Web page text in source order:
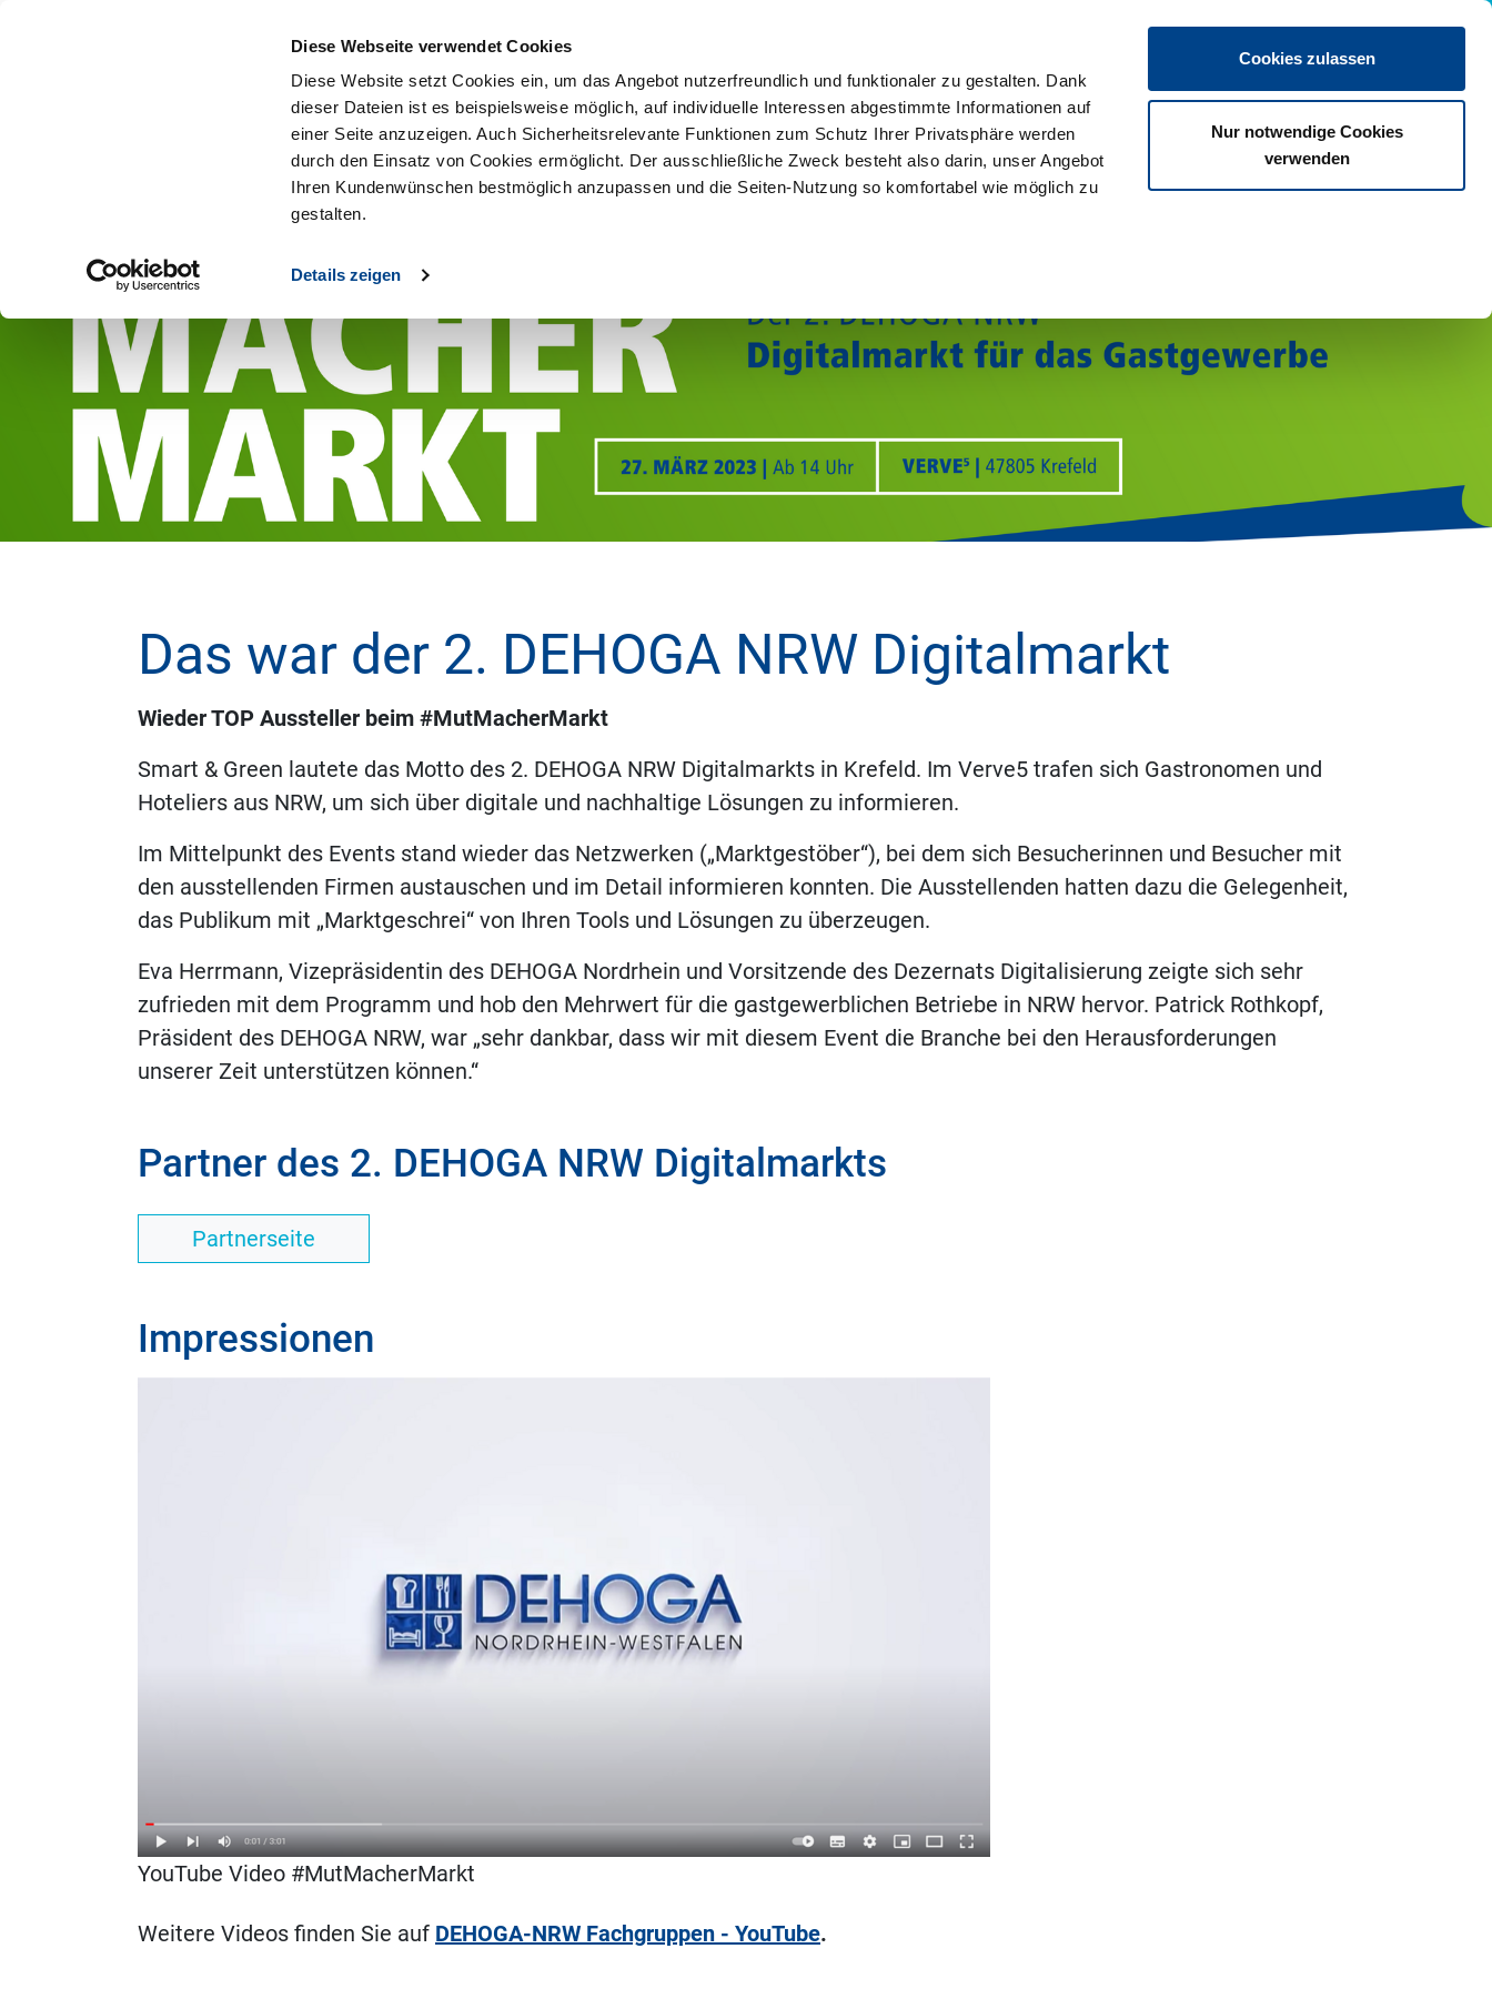
Diese Webseite verwendet Cookies
Diese Website setzt Cookies ein, um das Angebot nutzerfreundlich und funktionaler zu gestalten. Dank
dieser Dateien ist es beispielsweise möglich, auf individuelle Interessen abgestimmte Informationen auf
einer Seite anzuzeigen. Auch Sicherheitsrelevante Funktionen zum Schutz Ihrer Privatsphäre werden
durch den Einsatz von Cookies ermöglicht. Der ausschließliche Zweck besteht also darin, unser Angebot
Ihren Kundenwünschen bestmöglich anzupassen und die Seiten-Nutzung so komfortabel wie möglich zu
gestalten.
Details zeigen
Cookies zulassen
Nur notwendige Cookies
verwenden
Das war der 2. DEHOGA NRW Digitalmarkt
Wieder TOP Aussteller beim #MutMacherMarkt
Smart & Green lautete das Motto des 2. DEHOGA NRW Digitalmarkts in Krefeld. Im Verve5 trafen sich Gastronomen und
Hoteliers aus NRW, um sich über digitale und nachhaltige Lösungen zu informieren.
Im Mittelpunkt des Events stand wieder das Netzwerken („Marktgestöber“), bei dem sich Besucherinnen und Besucher mit
den ausstellenden Firmen austauschen und im Detail informieren konnten. Die Ausstellenden hatten dazu die Gelegenheit,
das Publikum mit „Marktgeschrei“ von Ihren Tools und Lösungen zu überzeugen.
Eva Herrmann, Vizepräsidentin des DEHOGA Nordrhein und Vorsitzende des Dezernats Digitalisierung zeigte sich sehr
zufrieden mit dem Programm und hob den Mehrwert für die gastgewerblichen Betriebe in NRW hervor. Patrick Rothkopf,
Präsident des DEHOGA NRW, war „sehr dankbar, dass wir mit diesem Event die Branche bei den Herausforderungen
unserer Zeit unterstützen können.“
Partner des 2. DEHOGA NRW Digitalmarkts
Partnerseite
Impressionen
YouTube Video #MutMacherMarkt
Weitere Videos finden Sie auf DEHOGA-NRW Fachgruppen - YouTube.